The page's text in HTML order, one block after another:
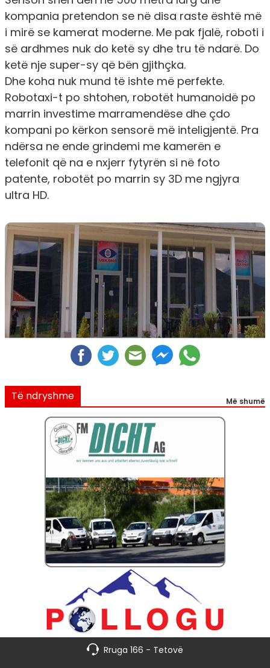
kompania pretendon se në disa raste është më
i mirë se kamerat moderne. Me pak fjalë, roboti i
së ardhmes nuk do ketë sy dhe tru të ndarë. Do
ketë nje super-sy që bën gjithçka.
Dhe koha nuk mund të ishte më perfekte.
Robotaxi-t po shtohen, robotët humanoidë po
marrin investime marramendëse dhe çdo
kompani po kërkon sensorë më inteligjentë. Pra
ndërsa ne ende grindemi me kamerën e
telefonit që na e nxjerr fytyrën si në foto
patente, robotët po marrin sy 3D me ngjyra
ultra HD.
Të ndryshme Më shumë
Rruga 166 - Tetovë